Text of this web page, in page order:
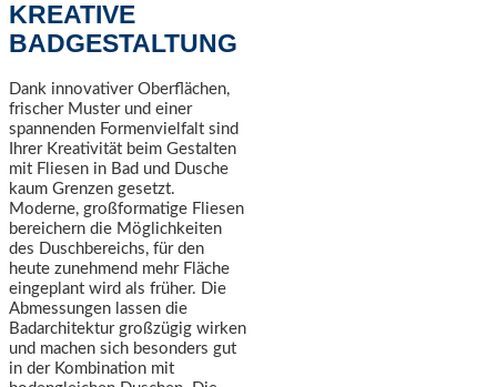
KREATIVE
BADGESTALTUNG
Dank innovativer Oberflächen,
frischer Muster und einer
spannenden Formenvielfalt sind
Ihrer Kreativität beim Gestalten
mit Fliesen in Bad und Dusche
kaum Grenzen gesetzt.
Moderne, großformatige Fliesen
bereichern die Möglichkeiten
des Duschbereichs, für den
heute zunehmend mehr Fläche
eingeplant wird als früher. Die
Abmessungen lassen die
Badarchitektur großzügig wirken
und machen sich besonders gut
in der Kombination mit